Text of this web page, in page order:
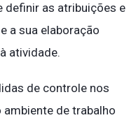
definir as atribuições e
a sua elaboração
atividade.
de controle nos
de trabalho